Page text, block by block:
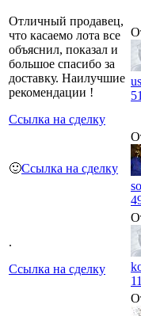
Отличный продавец,
что касаемо лота все
объяснил, показал и
большое спасибо за
доставку. Наилучшие
рекомендации !
Ссылка на сделку
🙂Ссылка на сделку
.
Ссылка на сделку
11